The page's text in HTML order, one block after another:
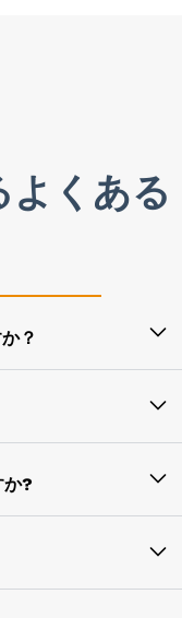
くある
？
制監査です。
ません。
例えば、2013
査の実施が義
、むしろ理解
拠します。法
行われ、税務
か?
者のいずれか